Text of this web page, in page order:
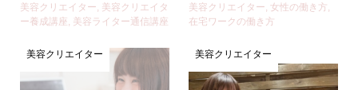
美容クリエイター 美容クリエイタ
ー養成講座 美容ライター通信講座
美容クリエイター ,女性の働き方
在宅ワークの働き方
美容クリエイター 美容クリエイター